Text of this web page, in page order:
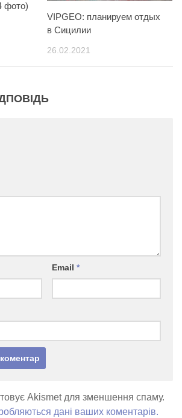
фото)
VIPGEO: планируем отдых
в Сицилии
26.02.2021
Email *
Akismet для зменшення спаму.
дані ваших коментарів.